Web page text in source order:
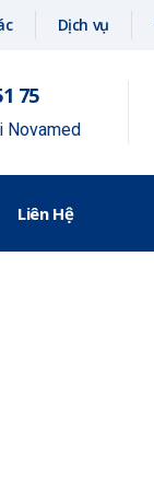
Dịch vụ
75
Novamed
Liên Hệ